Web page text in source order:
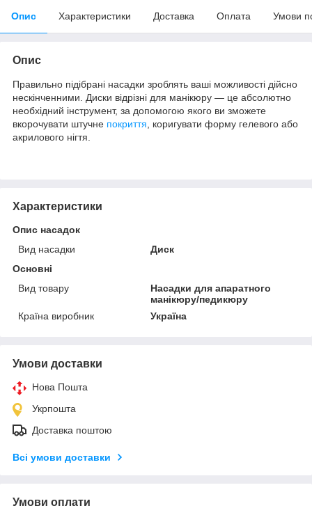
Опис Характеристики Доставка Оплата Умови
Опис
Правильно підібрані насадки зроблять ваші можливості дійсно
нескінченними. Диски відрізні для манікюру — це абсолютно
необхідний інструмент, за допомогою якого ви зможете
вкорочувати штучне покриття , коригувати форму гелевого або
акрилового нігтя.
Характеристики
Опис насадок
Вид насадки
Диск
Основні
Вид товару
Насадки для апаратного
манікюру/педикюру
Країна виробник
Україна
Умови доставки
Нова Пошта
Укрпошта
Доставка поштою
Всі умови доставки
Умови оплати